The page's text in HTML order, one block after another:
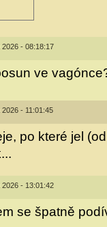
- 08:18:17
ve
- 11:01:45
po které jel
- 13:01:42
se špatně